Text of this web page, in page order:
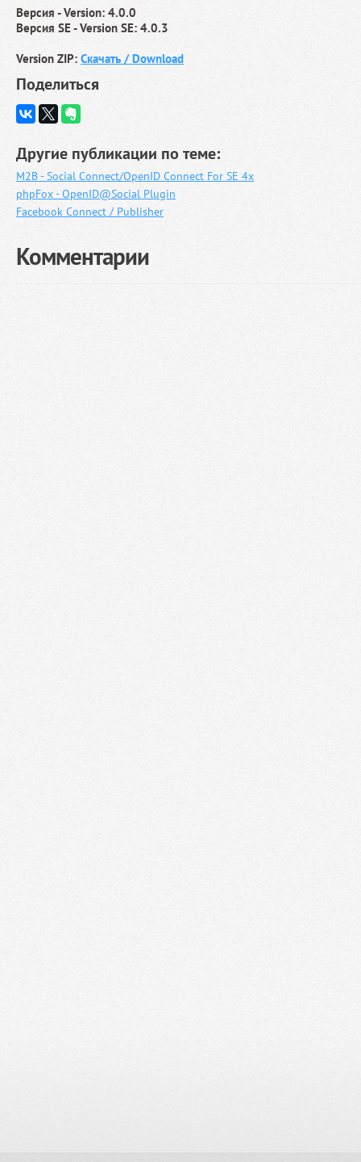
Версия - Version: 4.0.0
Версия SE - Version SE: 4.0.3
Version ZIP: Скачать / Download
Поделиться
Другие публикации по теме:
M2B - Social Connect/OpenID Connect For SE 4x
phpFox - OpenID@Social Plugin
Facebook Connect / Publisher
Комментарии